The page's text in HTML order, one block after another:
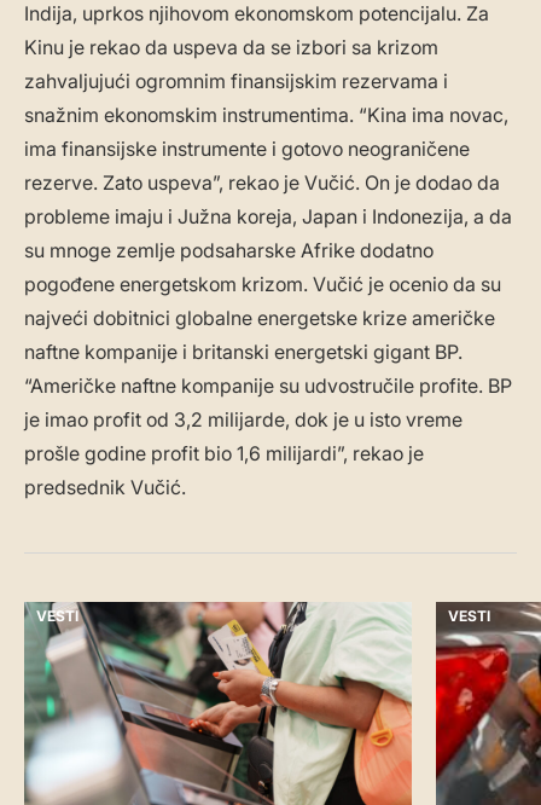
Indija, uprkos njihovom ekonomskom potencijalu. Za
Kinu je rekao da uspeva da se izbori sa krizom
zahvaljujući ogromnim finansijskim rezervama i
snažnim ekonomskim instrumentima. “Kina ima novac,
ima finansijske instrumente i gotovo neograničene
rezerve. Zato uspeva”, rekao je Vučić. On je dodao da
probleme imaju i Južna koreja, Japan i Indonezija, a da
su mnoge zemlje podsaharske Afrike dodatno
pogođene energetskom krizom. Vučić je ocenio da su
najveći dobitnici globalne energetske krize američke
naftne kompanije i britanski energetski gigant BP.
“Američke naftne kompanije su udvostručile profite. BP
je imao profit od 3,2 milijarde, dok je u isto vreme
prošle godine profit bio 1,6 milijardi”, rekao je
predsednik Vučić.
VESTI VESTI